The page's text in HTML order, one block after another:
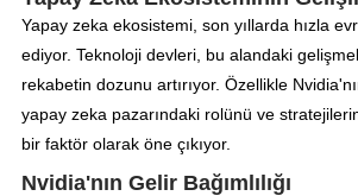
Yapay zeka ekosistemi, son yıllarda hızla
ediyor. Teknoloji devleri, bu alandaki
rekabetin dozunu artırıyor. Özellikle
yapay zeka pazarındaki rolünü ve
bir faktör olarak öne çıkıyor.
Nvidia'nın Gelir Bağımlılığı